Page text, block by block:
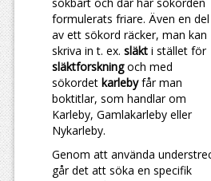
formulerats friare. Även en del
av ett sökord räcker, man kan
skriva in t. ex. släkt i stället för
släktforskningoch med
sökordet karlebyfår man
boktitlar, som handlar om
Karleby, Gamlakarleby eller
Nykarleby.
Genom att använda
går det att söka en specifik